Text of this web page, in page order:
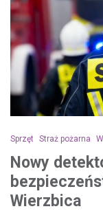
Sprzęt Straż pożarna
Nowy
Wierzbica